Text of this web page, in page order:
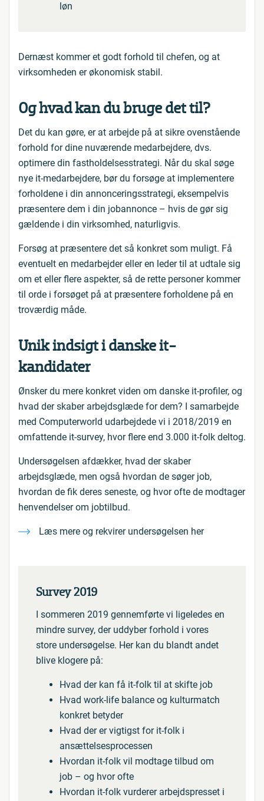
løn
Dernæst kommer et godt forhold til chefen, og at
virksomheden er økonomisk stabil.
Og hvad kan du bruge det til?
Det du kan gøre, er at arbejde på at sikre ovenstående
forhold for dine nuværende medarbejdere, dvs.
optimere din fastholdelsesstrategi. Når du skal søge
nye it-medarbejdere, bør du forsøge at implementere
forholdene i din annonceringsstrategi, eksempelvis
præsentere dem i din jobannonce – hvis de gør sig
gældende i din virksomhed, naturligvis.
Forsøg at præsentere det så konkret som muligt. Få
eventuelt en medarbejder eller en leder til at udtale sig
om et eller flere aspekter, så de rette personer kommer
til orde i forsøget på at præsentere forholdene på en
troværdig måde.
Unik indsigt i danske it-
kandidater
Ønsker du mere konkret viden om danske it-profiler, og
hvad der skaber arbejdsglæde for dem? I samarbejde
med Computerworld udarbejdede vi i 2018/2019 en
omfattende it-survey, hvor flere end 3.000 it-folk deltog.
Undersøgelsen afdækker, hvad der skaber
arbejdsglæde, men også hvordan de søger job,
hvordan de fik deres seneste, og hvor ofte de modtager
henvendelser om jobtilbud.
Læs mere og rekvirer undersøgelsen her
Survey 2019
I sommeren 2019 gennemførte vi ligeledes en
mindre survey, der uddyber forhold i vores
store undersøgelse. Her kan du blandt andet
blive klogere på:
Hvad der kan få it-folk til at skifte job
Hvad work-life balance og kulturmatch
konkret betyder
Hvad der er vigtigst for it-folk i
ansættelsesprocessen
Hvordan it-folk vil modtage tilbud om
job – og hvor ofte
Hvordan it-folk vurderer arbejdspresset i